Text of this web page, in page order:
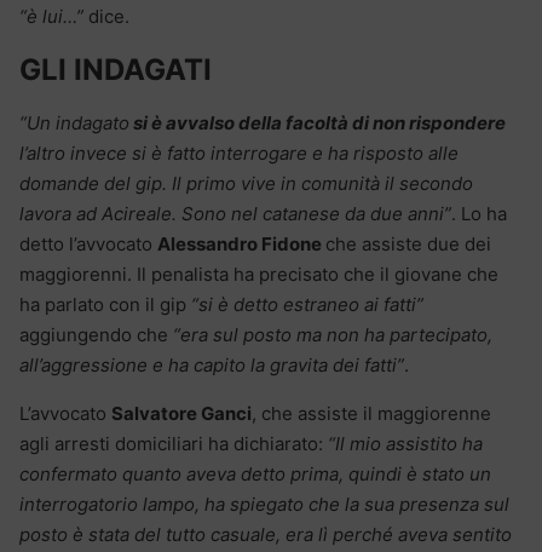
“è lui…” dice.
GLI INDAGATI
“Un indagato si è avvalso della facoltà di non rispondere
l’altro invece si è fatto interrogare e ha risposto alle
domande del gip. Il primo vive in comunità il secondo
lavora ad Acireale. Sono nel catanese da due anni”. Lo ha
detto l’avvocato Alessandro Fidone che assiste due dei
maggiorenni. Il penalista ha precisato che il giovane che
ha parlato con il gip “si è detto estraneo ai fatti”
aggiungendo che “era sul posto ma non ha partecipato,
all’aggressione e ha capito la gravita dei fatti”.
L’avvocato Salvatore Ganci, che assiste il maggiorenne
agli arresti domiciliari ha dichiarato: “Il mio assistito ha
confermato quanto aveva detto prima, quindi è stato un
interrogatorio lampo, ha spiegato che la sua presenza sul
posto è stata del tutto casuale, era lì perché aveva sentito